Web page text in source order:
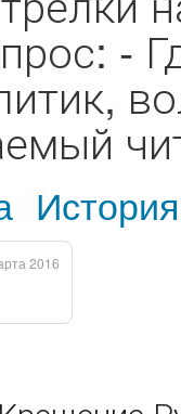
-
История
2016